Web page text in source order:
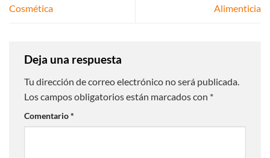
Cosmética
Alimenticia
Deja una respuesta
Tu dirección de correo electrónico no será publicada.
Los campos obligatorios están marcados con *
Comentario*